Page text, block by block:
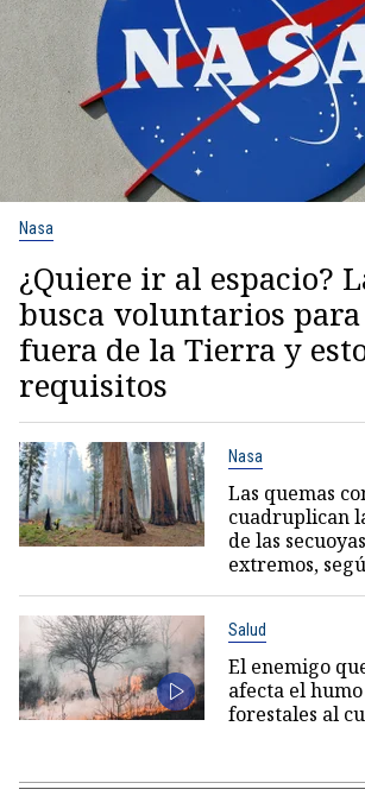
Nasa
¿Quiere ir al espacio?
busca voluntarios
fuera de la Tierra y
requisitos
Nasa
Las quemas
cuadruplican
de las
extremos,
Salud
El enemigo
afecta el
forestales al